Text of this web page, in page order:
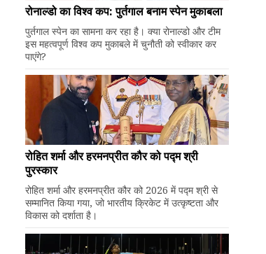
रोनाल्डो का विश्व कप: पुर्तगाल बनाम स्पेन मुकाबला
पुर्तगाल स्पेन का सामना कर रहा है। क्या रोनाल्डो और टीम
इस महत्वपूर्ण विश्व कप मुकाबले में चुनौती को स्वीकार कर
पाएंगे?
रोहित शर्मा और हरमनप्रीत कौर को पद्म श्री
पुरस्कार
रोहित शर्मा और हरमनप्रीत कौर को 2026 में पद्म श्री से
सम्मानित किया गया, जो भारतीय क्रिकेट में उत्कृष्टता और
विकास को दर्शाता है।